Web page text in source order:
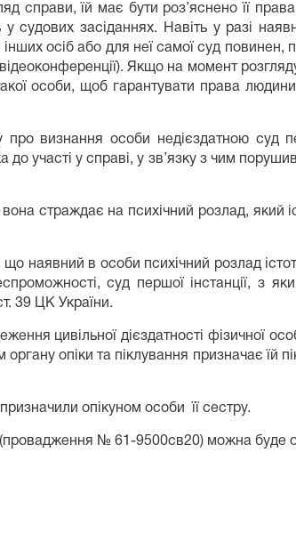
справи, їй має бути роз’яснено її
засіданнях. Навіть у разі
осіб або для неї самої суд повинен,
Якщо на момент
особи, щоб гарантувати права
визнання особи недієздатною суд
до участі у справі, у зв’язку з чим
страждає на психічний розлад, який
наявний в особи психічний розлад
суд першої інстанції, з
39 ЦК України.
цивільної дієздатності фізичної
опіки та піклування призначає їй
опікуном особи її сестру.
№ 61-9500св20) можна буде